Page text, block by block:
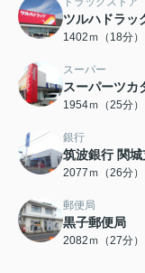
ツルハドラッ
1402ｍ（18分）
スーパー
スーパーツカ
1954ｍ（25分）
銀行
筑波銀行 関城
2077ｍ（26分）
郵便局
黒子郵便局
2082ｍ（27分）